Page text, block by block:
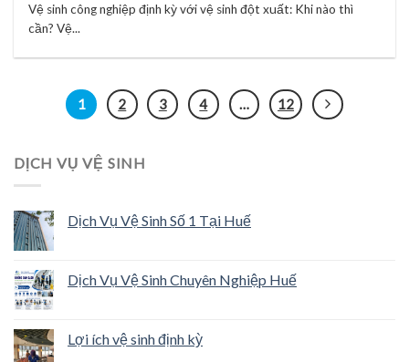
Vệ sinh công nghiệp định kỳ với vệ sinh đột xuất: Khi nào thì
cần? Vệ...
1 2 3 4 … 12
DỊCH VỤ VỆ SINH
Dịch Vụ Vệ Sinh Số 1 Tại Huế
Dịch Vụ Vệ Sinh Chuyên Nghiệp Huế
Lợi ích vệ sinh định kỳ